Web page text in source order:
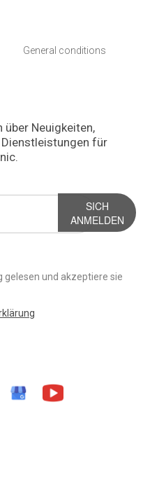
General conditions
über Neuigkeiten,
für
SICH
ANMELDEN
gelesen und akzeptiere sie